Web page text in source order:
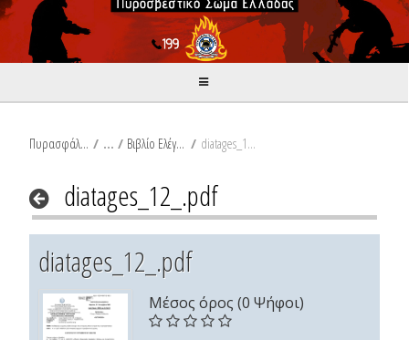
Πυρασφάλεια / Βιβλίο Ελέγχου, Συντήρησης και Καλής Λειτουργίας Μέσων Πυροπροστασίας / diatages_12_.pdf
diatages_12_.pdf
diatages_12_.pdf
Μέσος όρος (0 Ψήφοι)